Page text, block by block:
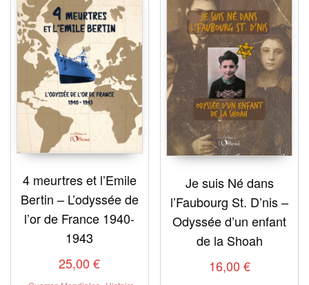
ancien
4 meurtres et l’Emile
Bertin – L’odyssée de
l’or de France 1940-
1943
25,00€
Je suis Né dans
l’Faubourg St. D’nis –
Odyssée d’un enfant
de la Shoah
16,00 €